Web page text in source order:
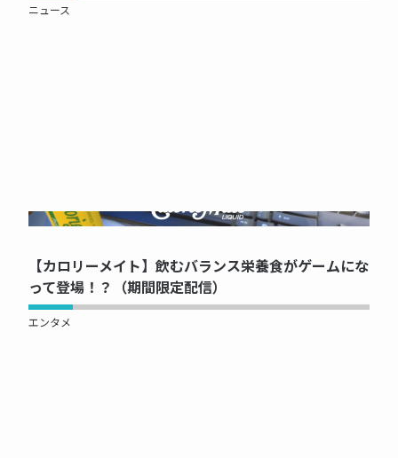
ニュース
NOW PRINTING...
【カロリーメイト】飲むバランス栄養食がゲームにな
って登場！？（期間限定配信）
エンタメ